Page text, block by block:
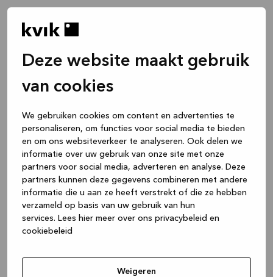
Deze website maakt gebruik
van cookies
We gebruiken cookies om content en advertenties te
personaliseren, om functies voor social media te bieden
en om ons websiteverkeer te analyseren. Ook delen we
informatie over uw gebruik van onze site met onze
partners voor social media, adverteren en analyse. Deze
partners kunnen deze gegevens combineren met andere
informatie die u aan ze heeft verstrekt of die ze hebben
verzameld op basis van uw gebruik van hun
services. Lees hier meer over ons privacybeleid en
cookiebeleid
Weigeren
(see the browser console for more